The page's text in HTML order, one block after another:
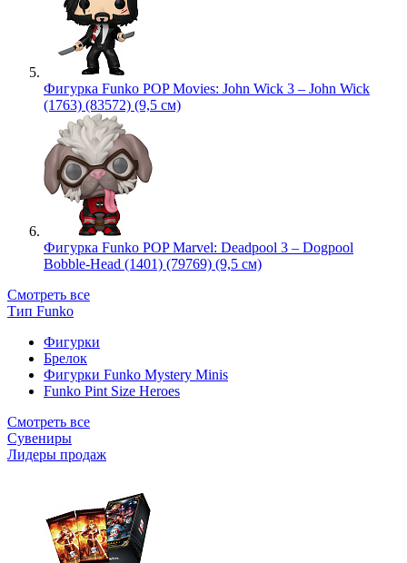
Фигурка Funko POP Movies: John Wick 3 – John Wick
(1763) (83572) (9,5 см)
Фигурка Funko POP Marvel: Deadpool 3 – Dogpool
Bobble-Head (1401) (79769) (9,5 см)
Смотреть все
Тип Funko
Фигурки
Брелок
Фигурки Funko Mystery Minis
Funko Pint Size Heroes
Смотреть все
Сувениры
Лидеры продаж